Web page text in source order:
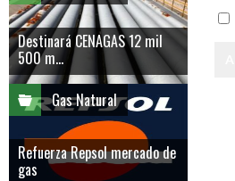
Destinará CENAGAS 12 mil
500 m...
Gas Natural
Refuerza Repsol mercado de
gas